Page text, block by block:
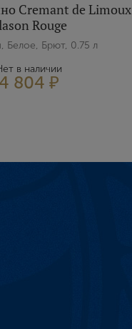
Cremant de Limoux
Rouge
Белое, Брют, 0.75 л
в наличии
4 804 ₽